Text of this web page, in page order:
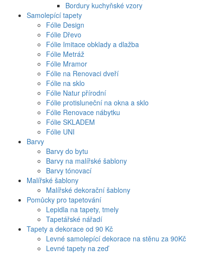
Bordury kuchyňské vzory
Samolepící tapety
Fólie Design
Fólie Dřevo
Fólie Imitace obklady a dlažba
Fólie Metráž
Fólie Mramor
Fólie na Renovaci dveří
Fólie na sklo
Fólie Natur přírodní
Fólie protisluneční na okna a sklo
Fólie Renovace nábytku
Fólie SKLADEM
Fólie UNI
Barvy
Barvy do bytu
Barvy na malířské šablony
Barvy tónovací
Malířské šablony
Malířské dekorační šablony
Pomůcky pro tapetování
Lepidla na tapety, tmely
Tapetářské nářadí
Tapety a dekorace od 90 Kč
Levné samolepící dekorace na stěnu za 90Kč
Levné tapety na zeď